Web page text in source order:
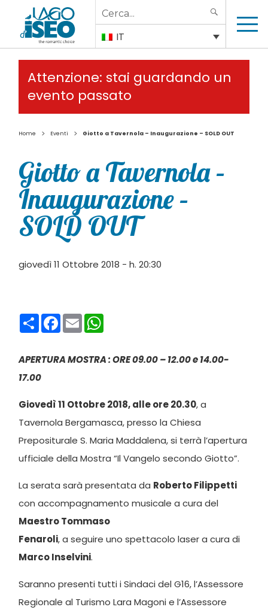
Search
for:
IT
Attenzione: stai guardando un
evento passato
Home > Eventi > Giotto a Tavernola – Inaugurazione – SOLD OUT
Giotto a Tavernola –
Inaugurazione –
SOLD OUT
giovedì 11 Ottobre 2018 - h. 20:30
CondividiFacebook
Email
APERTURA MOSTRA : ORE 09.00 – 12.00 e 14.00-
17.00
Giovedì 11 Ottobre 2018, alle ore 20.30, a
Tavernola Bergamasca, presso la Chiesa
Prepositurale S. Maria Maddalena, si terrà l’apertura
ufficiale della Mostra “Il Vangelo secondo Giotto”.
La serata sarà presentata da Roberto Filippetti
con accompagnamento musicale a cura del
Maestro Tommaso
Fenaroli, a seguire uno spettacolo laser a cura di
Marco Inselvini.
Saranno presenti tutti i Sindaci del G16, l’Assessore
Regionale al Turismo Lara Magoni e l’Assessore